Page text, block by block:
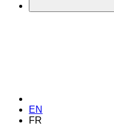
EN
FR